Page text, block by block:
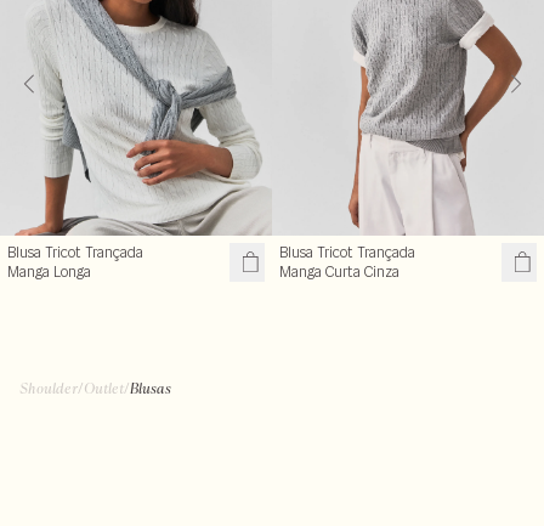
Blusa Tricot Trançada
Manga Longa
Blusa Tricot Trançada
Manga Curta Cinza
Shoulder/Outlet/Blusas